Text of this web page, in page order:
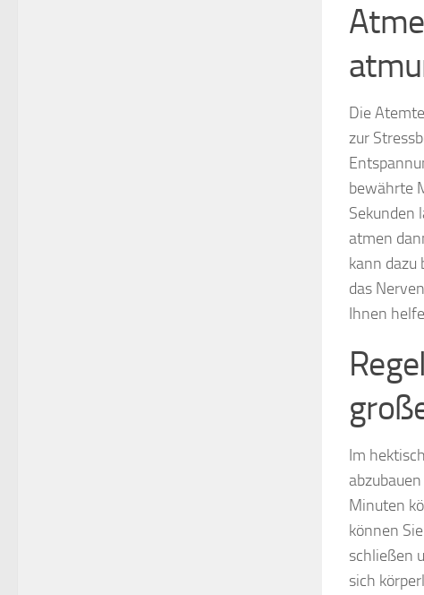
Die
zur
bewährte
Sekunden
atmen
kann dazu
das
Ihnen
Im
Minuten
können
schließen
sich